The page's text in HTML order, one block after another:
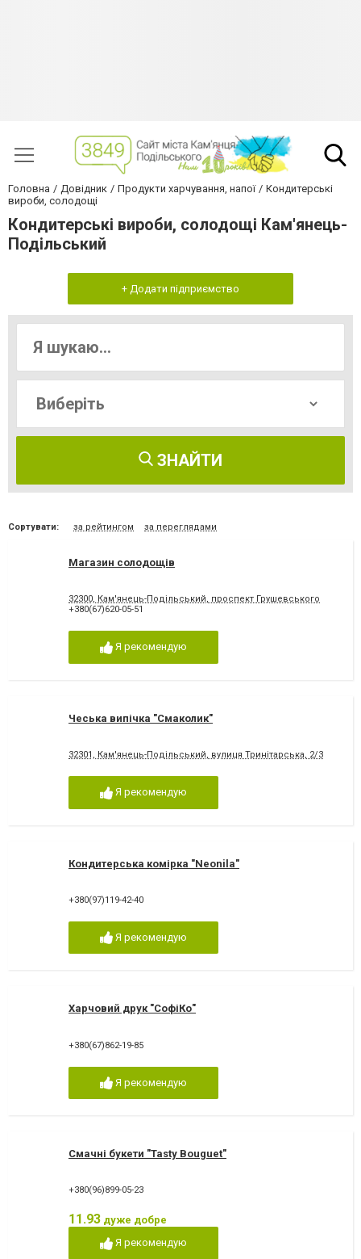
Головна Довідник Продукти харчування, напої
Кондитерські
вироби, солодощі
Кондитерські вироби, солодощі Кам'янець-
Подільський
+ Додати підприємство
ЗНАЙТИ
Сортувати: за рейтингом за переглядами
Магазин солодощів
32300, Кам'янець-Подільський, проспект Грушевського
+380(67)620-05-51
Я рекомендую
Чеська випічка "Смаколик"
32301, Кам'янець-Подільський, вулиця Тринітарська, 2/3
Я рекомендую
Кондитерська комірка "Neonila"
+380(97)119-42-40
Я рекомендую
Харчовий друк "СофіКо"
+380(67)862-19-85
Я рекомендую
Смачні букети "Tasty Bouguet"
+380(96)899-05-23
11.93 дуже добре
Я рекомендую